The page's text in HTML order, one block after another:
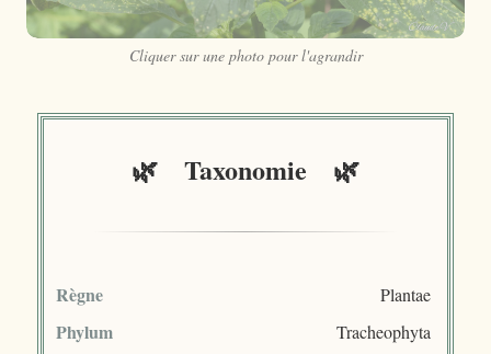
Cliquer sur une photo pour l'agrandir
🌿 Taxonomie 🌿
Règne Plantae
Phylum Tracheophyta